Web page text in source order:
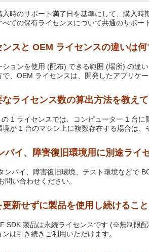
時のサポート満了日を基準にして、購入時
ての保有ライセンスについて共通のサポー
スと OEM ライセンスの違いは何
ションを使用 (配布) できる範囲 (場所) の違
、OEM ライセンスは、開発したアプリケ
ライセンス数の算出方法を教え
1 ライセンスでは、コンピューター 1 台
境が 1 台のマシン上に複数存在する場合は
バイ、障害復旧環境用に別途ライ
ンバイ、障害復旧環境、テスト環境などで
問い合わせください。
新せずに製品を使用し続けるこ
SDK 製品は永続ライセンスです (※無制限
は引き続きご利用いただけます。